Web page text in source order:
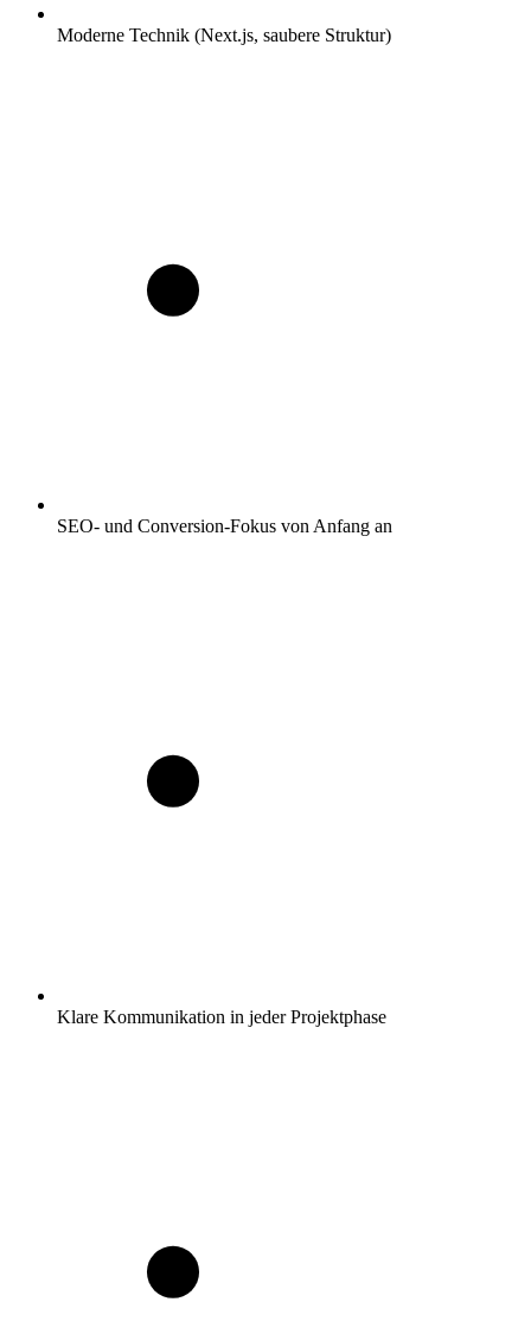
Moderne Technik (Next.js, saubere Struktur)
SEO- und Conversion-Fokus von Anfang an
Klare Kommunikation in jeder Projektphase